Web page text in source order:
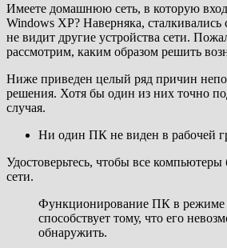
Имеете домашнюю сеть, в которую
Windows XP? Наверняка, сталкивались
не видит другие устройства сети.
рассмотрим, каким образом решить
Ниже приведен целый ряд причин
решения. Хотя бы один из них точно
случая.
Ни один ПК не виден в рабочей
Удостоверьтесь, чтобы все
сети.
Функционирование ПК в режиме
способствует тому, что его
обнаружить.